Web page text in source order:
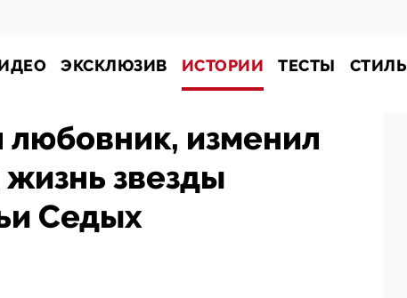
ЭКСКЛЮЗИВ ИСТОРИИ ТЕСТЫ СТИЛЬ
изменил
звезды
Седых